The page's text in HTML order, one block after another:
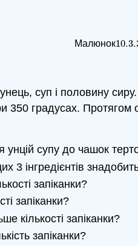
Малюнок10.3.
10.3.
суп і половину
350 градусах.
унцій супу до чашок
3 інгредієнтів
запіканки?
запіканки?
кількості запіканки?
запіканки?